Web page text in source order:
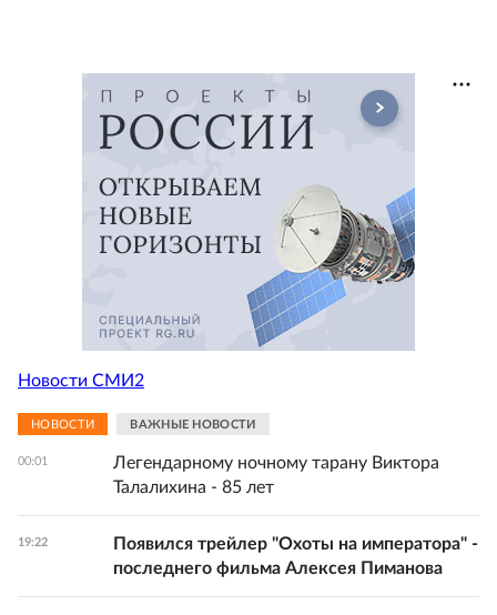
Новости СМИ2
НОВОСТИ ВАЖНЫЕ НОВОСТИ
00:01
Легендарному ночному тарану Виктора
Талалихина - 85 лет
19:22
Появился трейлер "Охоты на императора" -
последнего фильма Алексея Пиманова